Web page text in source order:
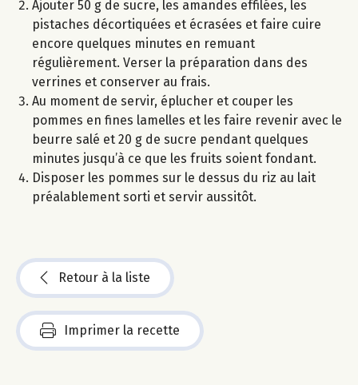
Ajouter 50 g de sucre, les amandes effilées, les
pistaches décortiquées et écrasées et faire cuire
encore quelques minutes en remuant
régulièrement. Verser la préparation dans des
verrines et conserver au frais.
Au moment de servir, éplucher et couper les
pommes en fines lamelles et les faire revenir avec le
beurre salé et 20 g de sucre pendant quelques
minutes jusqu’à ce que les fruits soient fondant.
Disposer les pommes sur le dessus du riz au lait
préalablement sorti et servir aussitôt.
Retour à la liste
Imprimer la recette